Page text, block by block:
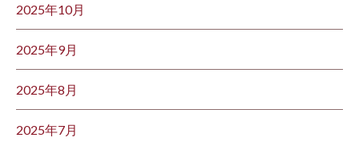
2025年10月
2025年9月
2025年8月
2025年7月